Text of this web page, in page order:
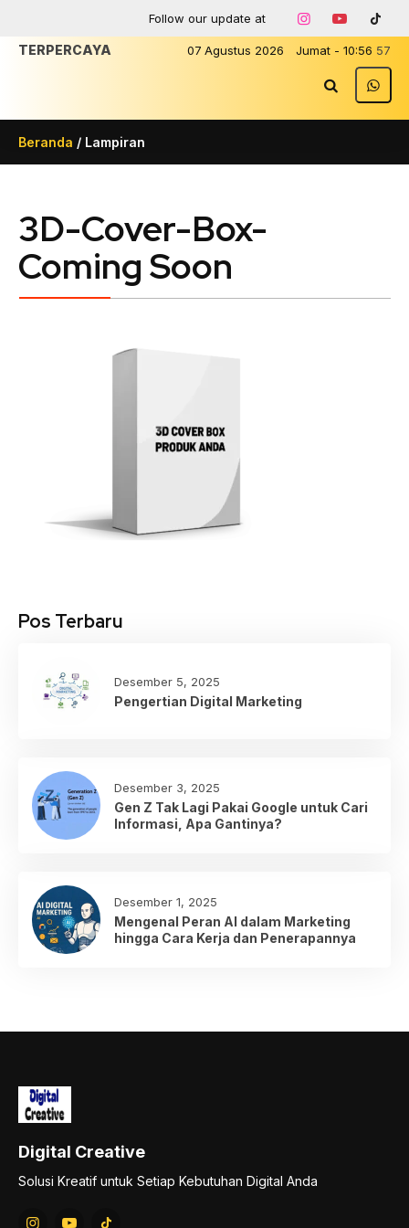
Follow our update at
07 Agustus 2026 Jumat - 10:56 57
TERPERCAYA
Beranda / Lampiran
3D-Cover-Box-
Coming Soon
Pos Terbaru
Desember 5, 2025
Pengertian Digital Marketing
Desember 3, 2025
Gen Z Tak Lagi Pakai Google untuk Cari
Informasi, Apa Gantinya?
Desember 1, 2025
Mengenal Peran AI dalam Marketing
hingga Cara Kerja dan Penerapannya
Digital Creative
Solusi Kreatif untuk Setiap Kebutuhan Digital Anda